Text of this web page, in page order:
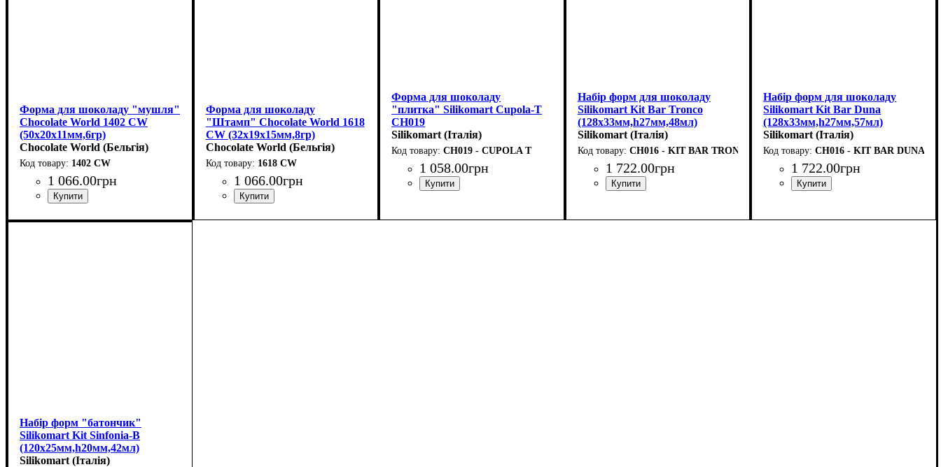
Форма для шоколаду "мушля"
Chocolate World 1402 CW
(50x20x11мм,6гр)
Chocolate World (Бельгія)
1402 CW
1 066.00грн
Форма для шоколаду
"Штамп" Chocolate World 1618
CW (32x19x15мм,8гр)
Chocolate World (Бельгія)
1618 CW
1 066.00грн
Форма для шоколаду
"плитка" Silikomart Cupola-T
CH019
(153x74мм,h14мм,117мл)
Silikomart (Італія)
CH019 - CUPOLA T
1 058.00грн
Набір форм для шоколаду
Silikomart Kit Bar Tronco
(128x33мм,h27мм,48мл)
Silikomart (Італія)
CH016 - KIT BAR TRONCO
1 722.00грн
Набір форм для шоколаду
Silikomart Kit Bar Duna
(128x33мм,h27мм,57мл)
Silikomart (Італія)
CH016 - KIT BAR DUNA
1 722.00грн
Набір форм "батончик"
Silikomart Kit Sinfonia-B
(120x25мм,h20мм,42мл)
Silikomart (Італія)